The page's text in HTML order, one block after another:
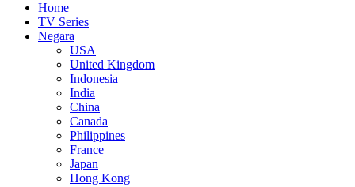
Home
TV Series
Negara
USA
United Kingdom
Indonesia
India
China
Canada
Philippines
France
Japan
Hong Kong